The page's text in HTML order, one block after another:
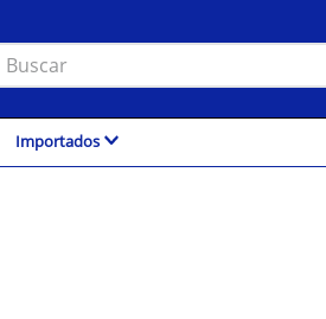
Importados